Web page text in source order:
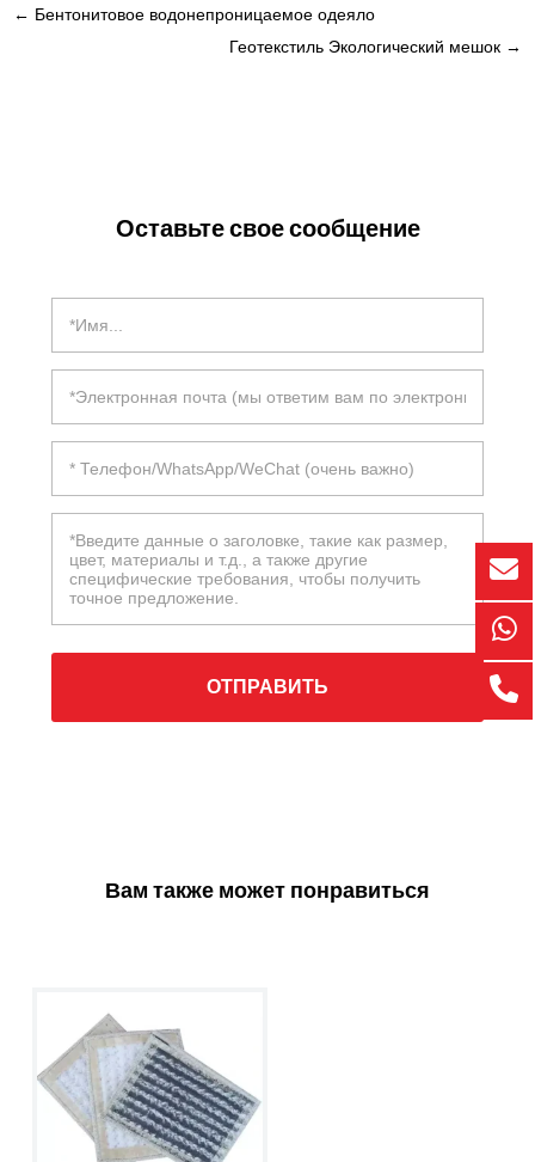
← Бентонитовое водонепроницаемое одеяло
Геотекстиль Экологический мешок→
Оставьте свое сообщение
ОТПРАВИТЬ
Вам также может понравиться